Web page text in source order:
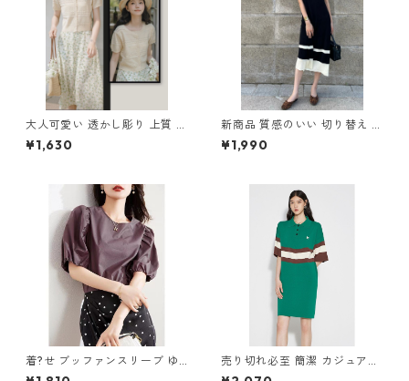
大人可愛い 透かし彫り 上質 ト
ップス m-252
¥1,630
新商品 質感のいい 切り替え ノ
ースリーブ ニットワンピース
m-264
¥1,990
着?せ ブッファンスリーブ ゆ
ったりトップス m-257
売り切れ必至 簡潔 カジュアル
切り替え ワンピース m-267